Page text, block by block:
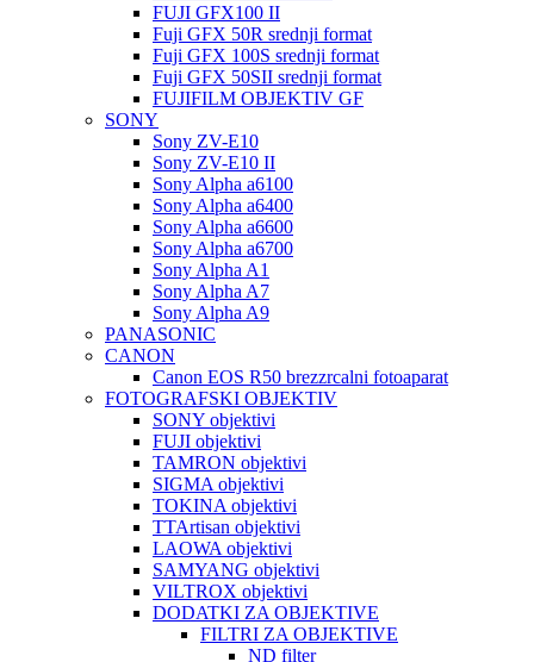
FUJI GFX100 II
Fuji GFX 50R srednji format
Fuji GFX 100S srednji format
Fuji GFX 50SII srednji format
FUJIFILM OBJEKTIV GF
SONY
Sony ZV-E10
Sony ZV-E10 II
Sony Alpha a6100
Sony Alpha a6400
Sony Alpha a6600
Sony Alpha a6700
Sony Alpha A1
Sony Alpha A7
Sony Alpha A9
PANASONIC
CANON
Canon EOS R50 brezzrcalni fotoaparat
FOTOGRAFSKI OBJEKTIV
SONY objektivi
FUJI objektivi
TAMRON objektivi
SIGMA objektivi
TOKINA objektivi
TTArtisan objektivi
LAOWA objektivi
SAMYANG objektivi
VILTROX objektivi
DODATKI ZA OBJEKTIVE
FILTRI ZA OBJEKTIVE
ND filter